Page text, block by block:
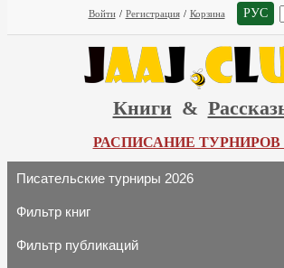
Войти / Регистрация / Корзина РУС
Книги &
РАСПИСАНИЕ ТУРНИРОВ
Писательские турниры 2026
Фильтр книг
Фильтр публикаций